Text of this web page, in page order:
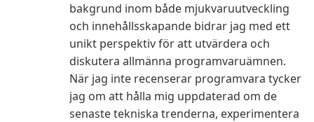
bakgrund inom både mjukvaruutveckling
och innehållsskapande bidrar jag med ett
unikt perspektiv för att utvärdera och
diskutera allmänna programvaruämnen.
När jag inte recenserar programvara tycker
jag om att hålla mig uppdaterad om de
senaste tekniska trenderna, experimentera